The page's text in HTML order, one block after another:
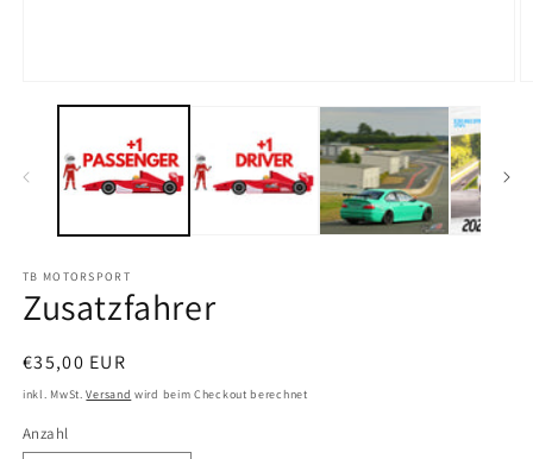
TB MOTORSPORT
Zusatzfahrer
Normaler
Preis
€35,00 EUR
inkl. MwSt.Versand wird beim Checkout berechnet
Anzahl